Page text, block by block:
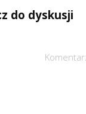
do dyskusji